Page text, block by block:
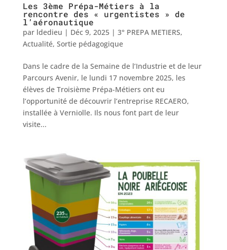
Les 3ème Prépa-Métiers à la
rencontre des « urgentistes » de
l’aéronautique
par ldedieu | Déc 9, 2025| 3° PREPA METIERS,
Actualité, Sortie pédagogique
Dans le cadre de la Semaine de l’Industrie et de leur
Parcours Avenir, le lundi 17 novembre 2025, les
élèves de Troisième Prépa-Métiers ont eu
l’opportunité de découvrir l’entreprise RECAERO,
installée à Verniolle. Ils nous font part de leur
visite...